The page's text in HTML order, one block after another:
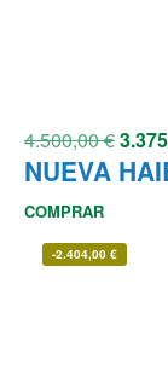
4.500,00€
NUEVA
COMPRAR
-2.404,00 €